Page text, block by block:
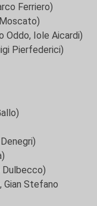
Ferriero)
Oddo, Iole Aicardi)
Pierfederici)
Dulbecco)
Gian Stefano